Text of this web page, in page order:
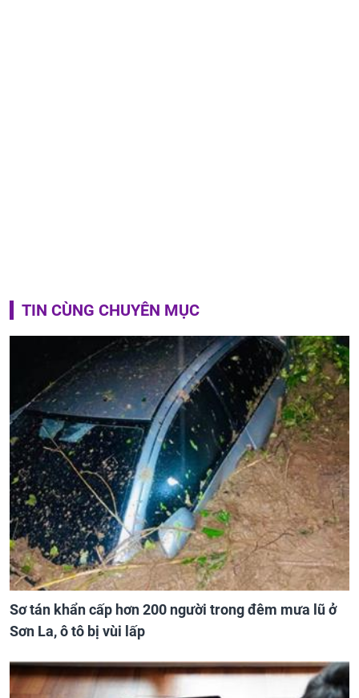
TIN CÙNG CHUYÊN MỤC
Sơ tán khẩn cấp hơn 200 người trong đêm mưa lũ ở
Sơn La, ô tô bị vùi lấp